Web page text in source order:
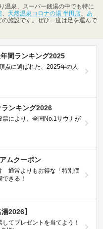
温泉、スーパー銭湯の中でも特に
天然温泉コロナの湯 半田店
あ
の施設です。ぜひ一度は足を運んで
間ランキング2025
点に選ばれた、2025年の人
ンキング2026
票により、全国No.1サウナが
ムクーポン
通常よりもお得な「特別価
きる！
2026】
てプレゼントを当てよう！